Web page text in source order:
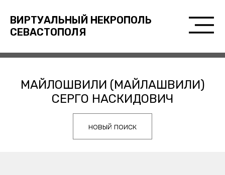
ВИРТУАЛЬНЫЙ НЕКРОПОЛЬ
СЕВАСТОПОЛЯ
МАЙЛОШВИЛИ (МАЙЛАШВИЛИ)
СЕРГО НАСКИДОВИЧ
новый поиск